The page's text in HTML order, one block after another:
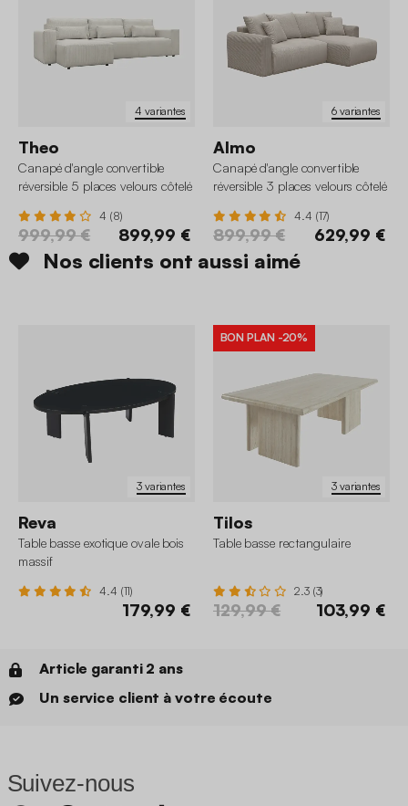
4 variantes
Theo
Canapé d'angle convertible
réversible 5 places velours côtelé
4 (8)
999,99 € 899,99 €
6 variantes
Almo
Canapé d'angle convertible
réversible 3 places velours côtelé
4.4 (17)
899,99 € 629,99 €
Nos clients ont aussi aimé
3 variantes
Reva
Table basse exotique ovale bois
massif
4.4 (11)
179,99 €
3 variantes
BON PLAN -20%
Tilos
Table basse rectangulaire
2.3 (3)
129,99 € 103,99 €
Article garanti 2 ans
Un service client à votre écoute
Suivez-nous